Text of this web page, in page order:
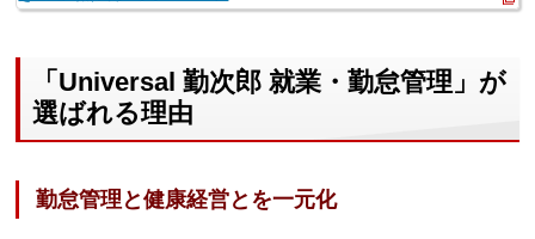
「Universal 勤次郎 就業・勤怠管理」が
選ばれる理由
勤怠管理と健康経営とを一元化